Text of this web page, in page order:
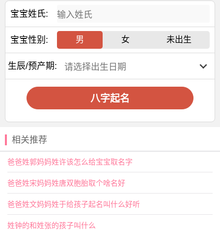
所，宫殿，引申为王位、帝王的代称。用作人名意指尊贵、
德高望重、严于律己之义；
4、沛瑜
【沛】指充盛的样子，水势湍急，行动迅疾的样子。用
【瑜】指美玉或玉的光泽。用作人名意指美好、耀眼、
能之义；
【昭】指光明美好、显著、明显、彰明，主要想要表示
一种期望的意思。用作人名意指辉煌无比、光彩照人、风度
翩翩之义；
【成】指有能力、成功、成就、完成。用作人名意指成
功、成就、完成、优秀之义；
刘姓宝宝起名宜用字
宝宝姓氏:
宝宝性别: 男 女 未出生
生辰/预产期:
八字起名
相关推荐
爸爸姓郭妈妈姓许该怎么给宝宝取名字
爸爸姓宋妈妈姓唐双胞胎取个啥名好
爸爸姓文妈妈姓于给孩子起名叫什么好听
姓钟的和姓张的孩子叫什么